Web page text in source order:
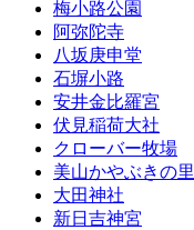
梅小路公園
阿弥陀寺
八坂庚申堂
石塀小路
安井金比羅宮
伏見稲荷大社
クローバー牧場
美山かやぶきの里
大田神社
新日吉神宮